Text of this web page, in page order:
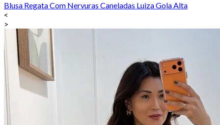
Blusa Regata Com Nervuras Caneladas Luiza Gola Alta
<
>